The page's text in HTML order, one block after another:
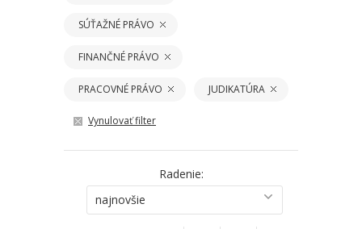
SÚŤAŽNÉ PRÁVO
FINANČNÉ PRÁVO
PRACOVNÉ PRÁVO JUDIKATÚRA
Vynulovať filter
Radenie:
najnovšie